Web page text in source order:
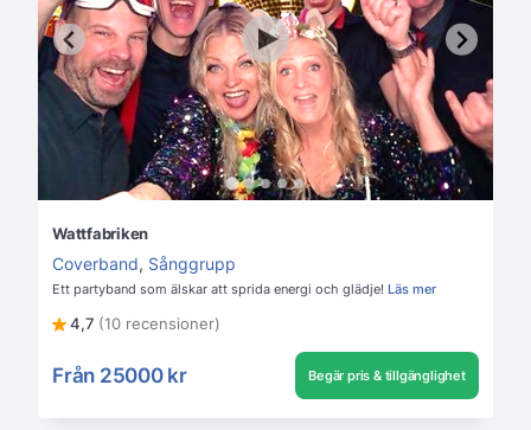
Wattfabriken
Coverband, Sånggrupp
Ett partyband som älskar att sprida energi och glädje! Läs mer
4,7 (10 recensioner)
Från 25000 kr Begär pris & tillgänglighet